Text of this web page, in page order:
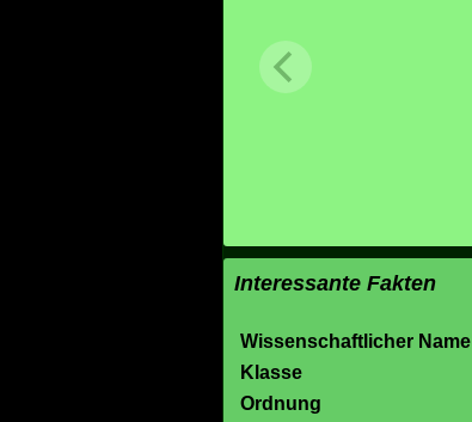
Interessante Fakten
Wissenschaftlicher Name
Klasse
Ordnung